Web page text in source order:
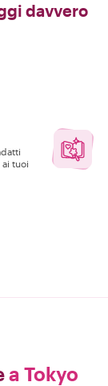
davvero
tuoi
a Tokyo